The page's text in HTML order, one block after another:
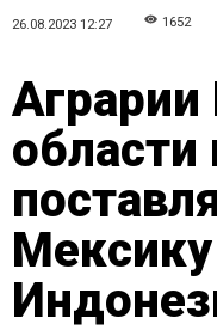
26.08.2023 12:27 1652
Аграрии
области